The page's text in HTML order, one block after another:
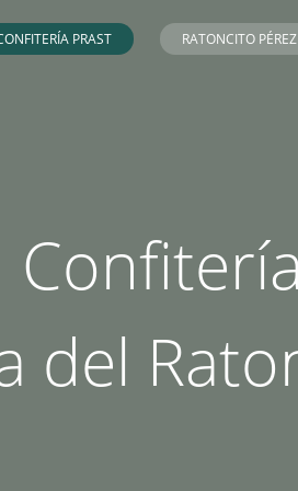
PRAST RATONCITO PÉREZ
del